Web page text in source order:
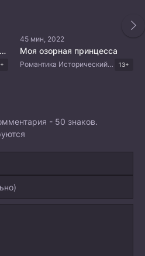
Истории маленького городка
45 мин, 2022
Моя озорная принцесса
Романтика Исторический Комедия Китайские дорамы 13+
- 50 знаков.